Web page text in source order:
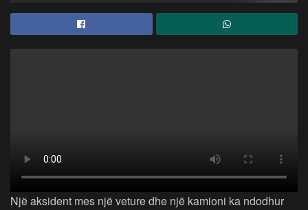
Një aksident mes një veture dhe një kamioni ka ndodhur